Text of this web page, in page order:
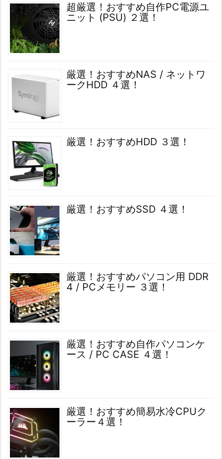
超厳選！おすすめ自作PC電源ユ
ニット (PSU) ２選！
厳選！おすすめNAS / ネットワ
ークHDD ４選！
厳選！おすすめHDD ３選！
厳選！おすすめSSD ４選！
厳選！おすすめパソコン用 DDR
4 / PCメモリー ３選！
厳選！おすすめ自作パソコンケ
ース / PC CASE ４選！
厳選！おすすめ簡易水冷CPUク
ーラー４選！